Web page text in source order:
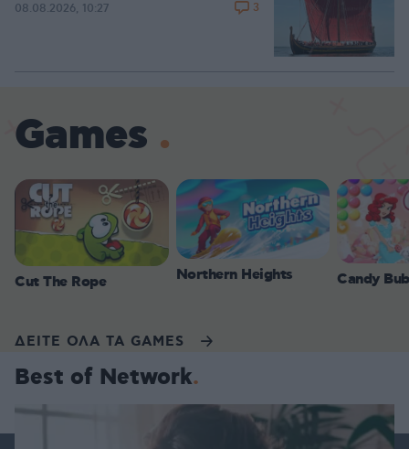
08.08.2026, 10:27 3
Games
Cut The Rope Northern Heights Candy
ΔΕΙΤΕ ΟΛΑ ΤΑ GAMES
Best of Network